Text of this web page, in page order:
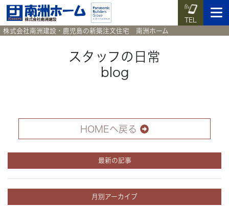
TEL
暮らしのコラム
News
Works
株式会社南洲建設・鹿児島の新築注文住宅 南洲ホーム
スタッフの日常
blog
HOMEへ戻る
最新の記事
月別アーカイブ